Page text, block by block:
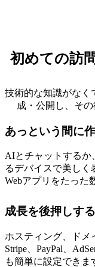
初めての訪
技術的な知識がなく
成・公開し、そ
あっという間に
AIとチャットするか
るデバイスで美し
Webアプリをたった
成長を後押しす
ホスティング、ドメ
Stripe、PayPal、
も簡単に設定できま